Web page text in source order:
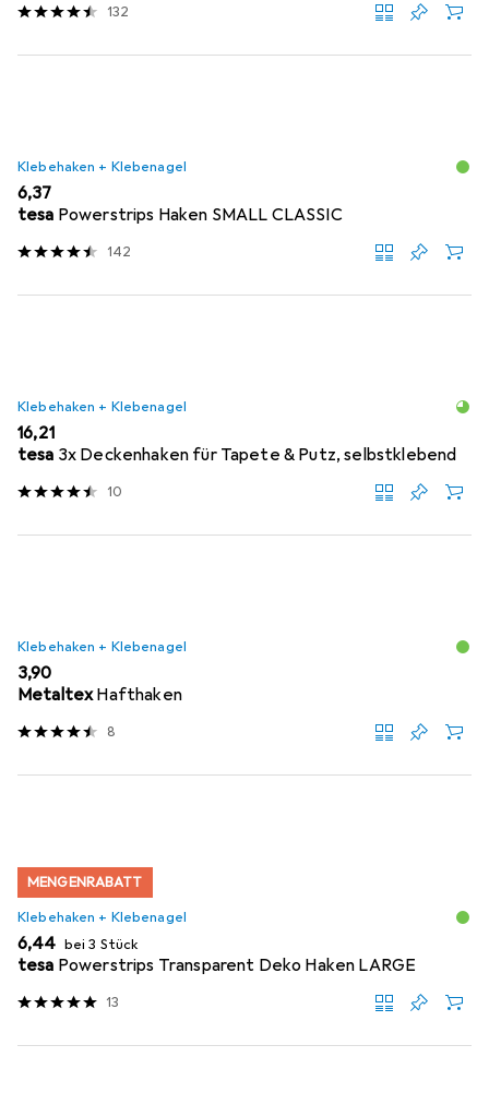
132
Klebehaken + Klebenagel
EUR
6,37
tesa Powerstrips Haken SMALL CLASSIC
142
Klebehaken + Klebenagel
EUR
16,21
tesa 3x Deckenhaken für Tapete & Putz, selbstklebend
10
Klebehaken + Klebenagel
EUR
3,90
MetaltexHafthaken
8
MENGENRABATT
Klebehaken + Klebenagel
EUR
6,44 bei 3 Stück
tesa Powerstrips Transparent Deko Haken LARGE
13